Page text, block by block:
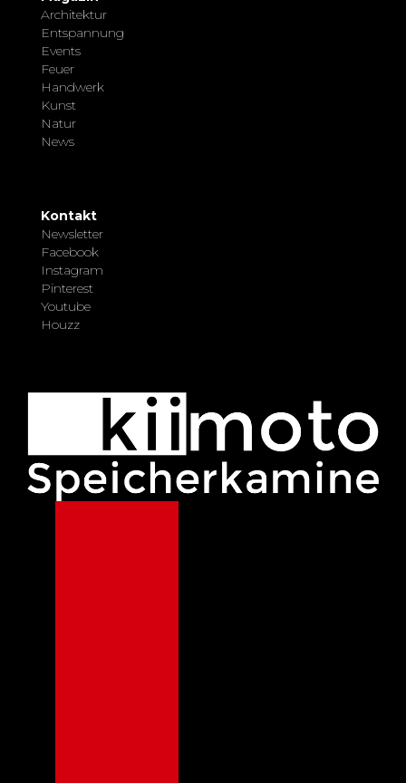
Architektur
Entspannung
Events
Feuer
Handwerk
Kunst
Natur
News
Kontakt
Newsletter
Facebook
Instagram
Pinterest
Youtube
Houzz